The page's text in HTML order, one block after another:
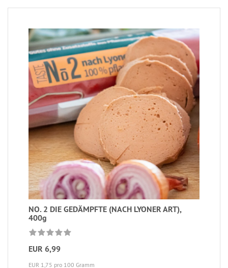
NO. 2 DIE GEDÄMPFTE (NACH LYONER ART),
400g
EUR 6,99
EUR 1,75 pro 100 Gramm